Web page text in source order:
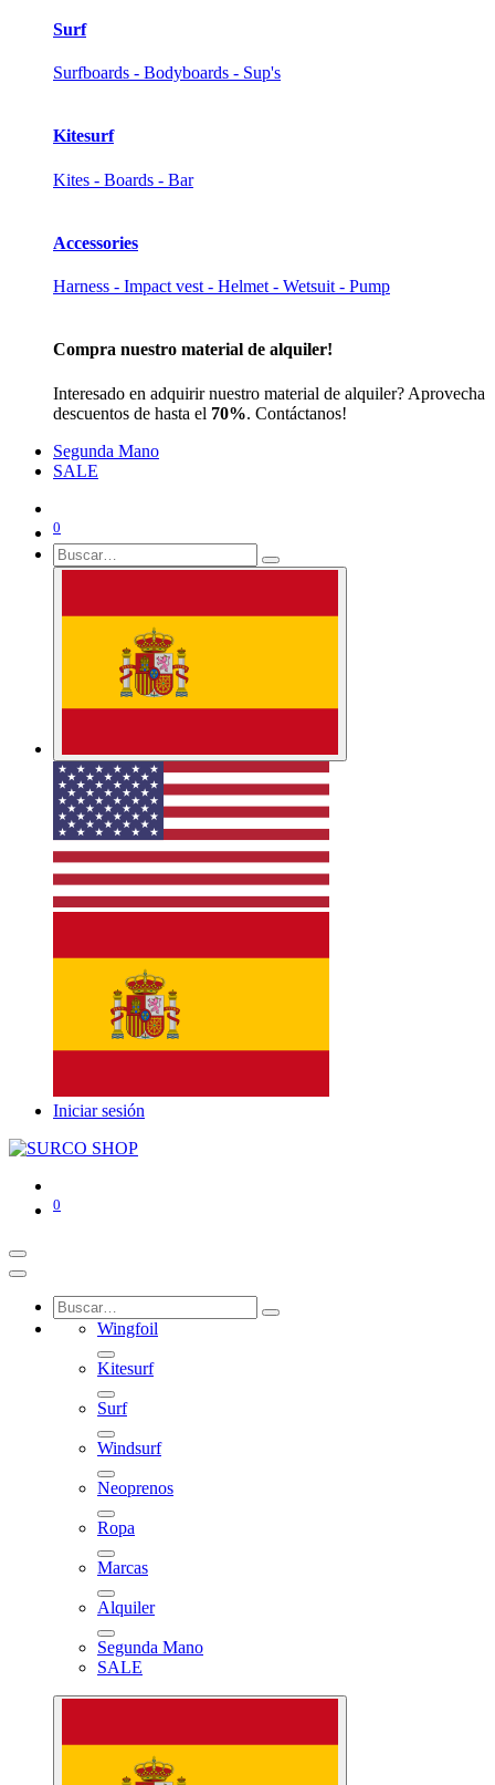
Surf
Surfboards - Bodyboards - Sup's
Kitesurf
Kites - Boards - Bar
Accessories
Harness - Impact vest - Helmet - Wetsuit - Pump
Compra nuestro material de alquiler!
Interesado en adquirir nuestro material de alquiler? Aprovecha
descuentos de hasta el 70%. Contáctanos!
Segunda Mano
SALE
0
Iniciar sesión
0
Wingfoil
Kitesurf
Surf
Windsurf
Neoprenos
Ropa
Marcas
Alquiler
Segunda Mano
SALE